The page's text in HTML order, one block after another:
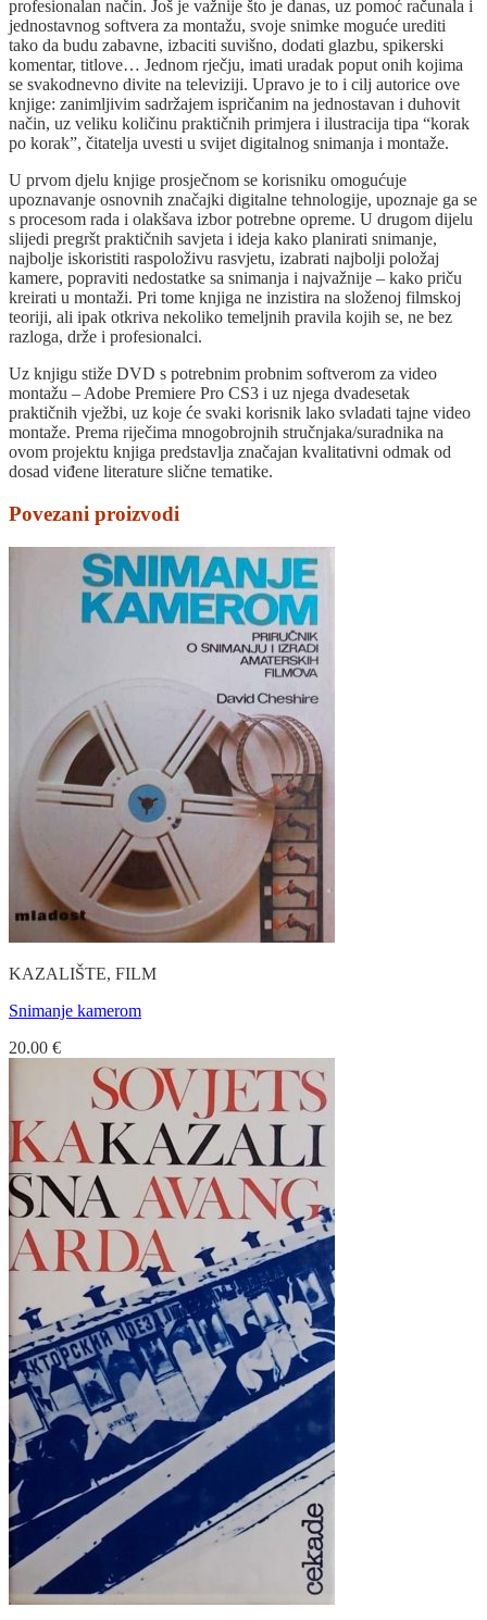
profesionalan način. Još je važnije što je danas, uz pomoć računala i
jednostavnog softvera za montažu, svoje snimke moguće urediti
tako da budu zabavne, izbaciti suvišno, dodati glazbu, spikerski
komentar, titlove… Jednom rječju, imati uradak poput onih kojima
se svakodnevno divite na televiziji. Upravo je to i cilj autorice ove
knjige: zanimljivim sadržajem ispričanim na jednostavan i duhovit
način, uz veliku količinu praktičnih primjera i ilustracija tipa “korak
po korak”, čitatelja uvesti u svijet digitalnog snimanja i montaže.
U prvom djelu knjige prosječnom se korisniku omogućuje
upoznavanje osnovnih značajki digitalne tehnologije, upoznaje ga se
s procesom rada i olakšava izbor potrebne opreme. U drugom dijelu
slijedi pregršt praktičnih savjeta i ideja kako planirati snimanje,
najbolje iskoristiti raspoloživu rasvjetu, izabrati najbolji položaj
kamere, popraviti nedostatke sa snimanja i najvažnije – kako priču
kreirati u montaži. Pri tome knjiga ne inzistira na složenoj filmskoj
teoriji, ali ipak otkriva nekoliko temeljnih pravila kojih se, ne bez
razloga, drže i profesionalci.
Uz knjigu stiže DVD s potrebnim probnim softverom za video
montažu – Adobe Premiere Pro CS3 i uz njega dvadesetak
praktičnih vježbi, uz koje će svaki korisnik lako svladati tajne video
montaže. Prema riječima mnogobrojnih stručnjaka/suradnika na
ovom projektu knjiga predstavlja značajan kvalitativni odmak od
dosad viđene literature slične tematike.
Povezani proizvodi
KAZALIŠTE, FILM
Snimanje kamerom
20.00 €